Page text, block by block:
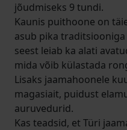
jõudmiseks 9 tundi.
Kaunis puithoone on
asub pika
seest leiab ka alati
mida võib külastada
Lisaks jaamahoonele
magasiait, puidust
auruvedurid.
Kas teadsid, et Türi